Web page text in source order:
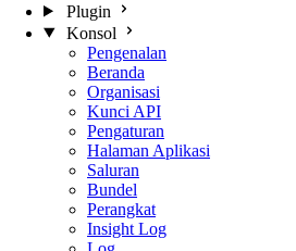
Plugin
Konsol
Pengenalan
Beranda
Organisasi
Kunci API
Pengaturan
Halaman Aplikasi
Saluran
Bundel
Perangkat
Insight Log